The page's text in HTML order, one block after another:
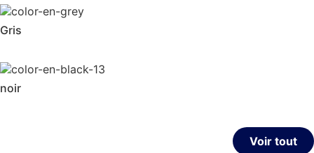
Gris
noir
Voir tout